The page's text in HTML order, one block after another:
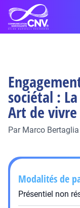
sociétal :
Art de vivre
Par Marco Bertaglia
Modalités de
Présentiel non